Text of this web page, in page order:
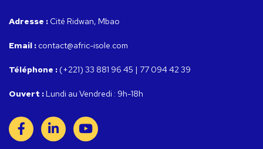
Adresse : Cité Ridwan, Mbao
Email : contact@afric-isole.com
Téléphone : (+221) 33 881 96 45 | 77 094 42 39
Ouvert : Lundi au Vendredi : 9h-18h